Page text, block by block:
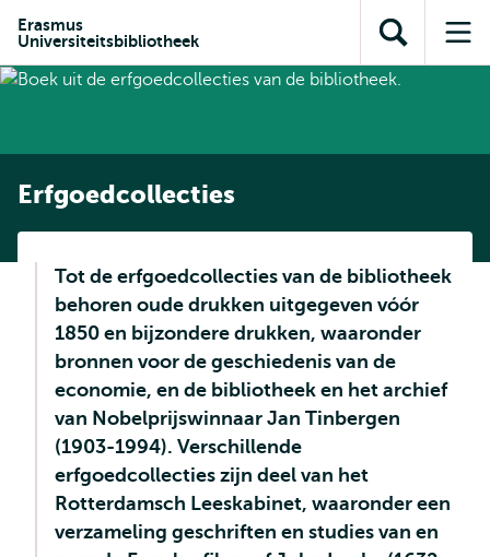
inhoud
gaan
gaan
Direct naar
subnavigatie
Erasmus
Universiteitsbibliotheek
Toon
zoekveld
Erfgoedcollecties
Tot de erfgoedcollecties van de bibliotheek
behoren oude drukken uitgegeven vóór
1850 en bijzondere drukken, waaronder
bronnen voor de geschiedenis van de
economie, en de bibliotheek en het archief
van Nobelprijswinnaar Jan Tinbergen
(1903-1994). Verschillende
erfgoedcollecties zijn deel van het
Rotterdamsch Leeskabinet, waaronder een
verzameling geschriften en studies van en